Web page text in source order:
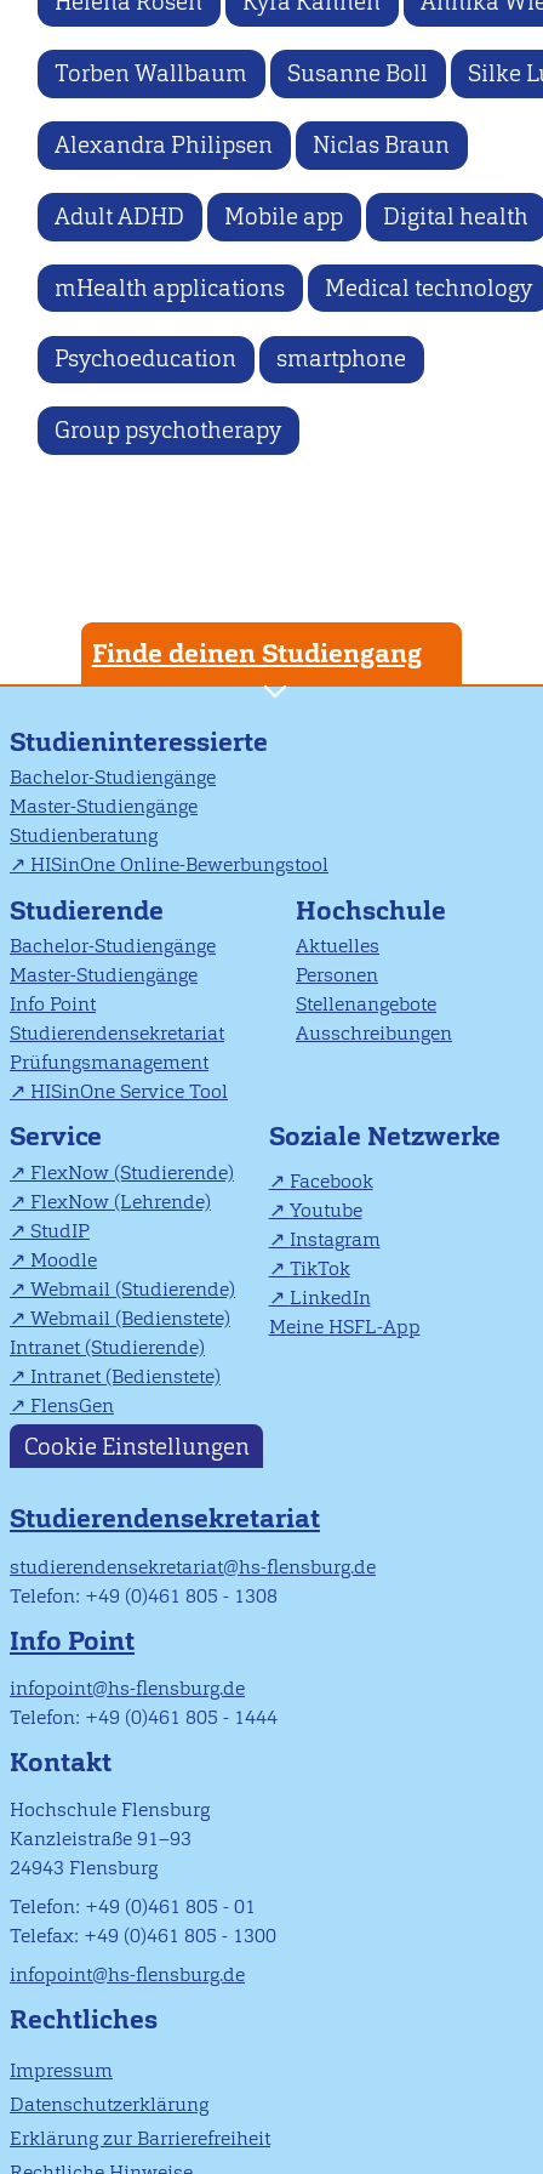
Torben Wallbaum Susanne Boll Silke
Alexandra Philipsen Niclas Braun
Adult ADHD Mobile app Digital health
mHealth applications Medical technology
Psychoeducation smartphone
Group psychotherapy
Finde deinen Studiengang
Studieninteressierte
Bachelor-Studiengänge
Master-Studiengänge
Studienberatung
HISinOne Online-Bewerbungstool
Studierende
Bachelor-Studiengänge
Master-Studiengänge
Info Point
Studierendensekretariat
Prüfungsmanagement
HISinOne Service Tool
Hochschule
Aktuelles
Personen
Stellenangebote
Ausschreibungen
Service
FlexNow (Studierende)
FlexNow (Lehrende)
StudIP
Moodle
Webmail (Studierende)
Webmail (Bedienstete)
Intranet (Studierende)
Intranet (Bedienstete)
FlensGen
Soziale Netzwerke
Facebook
Youtube
Instagram
TikTok
LinkedIn
Meine HSFL-App
Cookie Einstellungen
Studierendensekretariat
studierendensekretariat@hs-flensburg.de
Telefon: +49 (0)461 805 - 1308
Info Point
infopoint@hs-flensburg.de
Telefon: +49 (0)461 805 - 1444
Kontakt
Hochschule Flensburg
Kanzleistraße 91–93
24943 Flensburg
Telefon: +49 (0)461 805 - 01
Telefax: +49 (0)461 805 - 1300
infopoint@hs-flensburg.de
Rechtliches
Impressum
Datenschutzerklärung
Erklärung zur Barrierefreiheit